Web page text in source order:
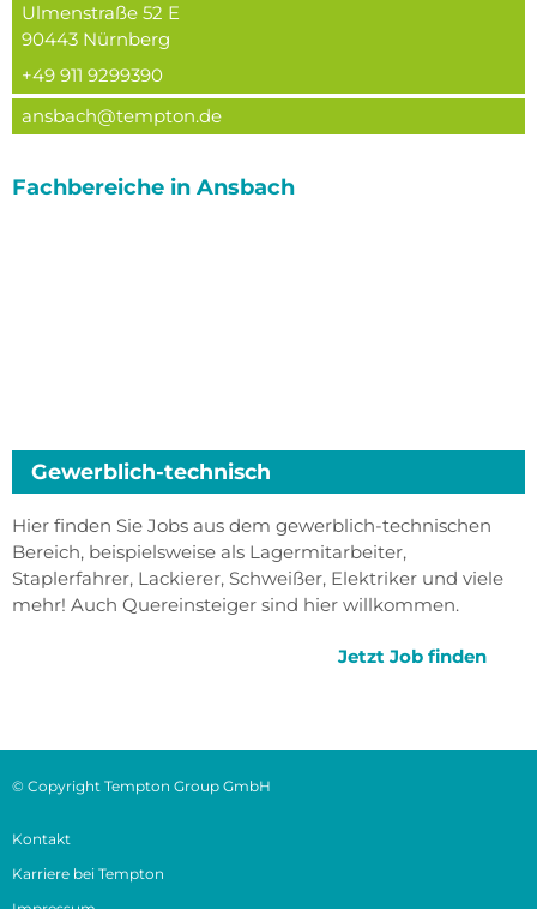
Ulmenstraße 52 E
90443 Nürnberg
+49 911 9299390
ansbach@tempton.de
Fachbereiche in Ansbach
Gewerblich-technisch
Hier finden Sie Jobs aus dem gewerblich-technischen
Bereich, beispielsweise als Lagermitarbeiter,
Staplerfahrer, Lackierer, Schweißer, Elektriker und viele
mehr! Auch Quereinsteiger sind hier willkommen.
Jetzt Job finden
© Copyright Tempton Group GmbH
Kontakt
Karriere bei Tempton